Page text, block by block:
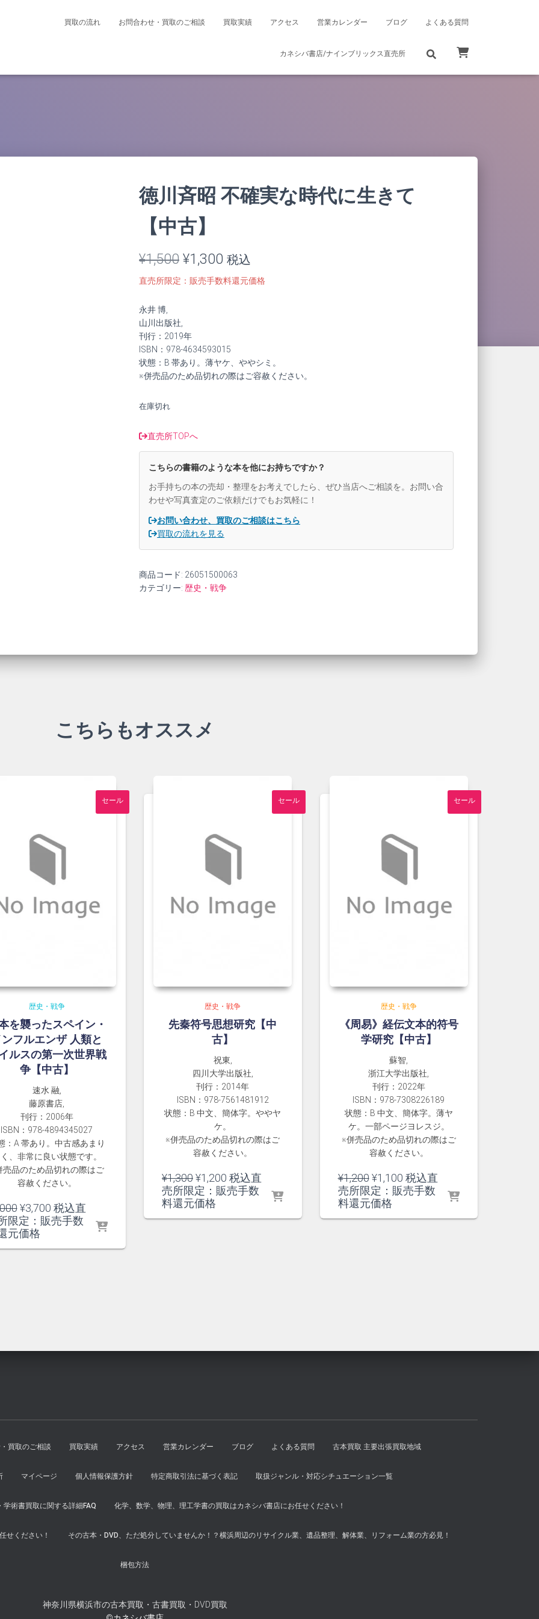
買取の流れ お問合わせ・買取のご相談 買取実績 アクセス 営業カレンダー ブログ よくある質問
カネシバ書店/ナインブリックス直売所
徳川斉昭 不確実な時代に生きて
【中古】
¥1,500 元
の
は
¥1,500
た。
¥1,300 現
在
格
は
税込
直売所限定：販売手数料還元価格
永井 博,
山川出版社,
刊行：2019年
ISBN：978-4634593015
状態：B 帯あり。薄ヤケ、ややシミ。
※併売品のため品切れの際はご容赦ください。
在庫切れ
直売所TOPへ
こちらの書籍のような本を他にお持ちですか？
お手持ちの本の売却・整理をお考えでしたら、ぜひ当店へご相談を。お問い合
わせや写真査定のご依頼だけでもお気軽に！
お問い合わせ、買取のご相談はこちら
買取の流れを見る
商品コード: 26051500063
カテゴリー: 歴史・戦争
こちらもオススメ
セール
歴史・戦争
を襲ったスペイン・
フルエンザ 人類と
ルスの第一次世界戦
争【中古】
速水 融,
藤原書店,
刊行：2006年
ISBN：978-4894345027
：A 帯あり。中古感あまり
、非常に良い状態です。
売品のため品切れの際はご
容赦ください。
元
の
価
¥3,700現
在
税込直
限定：販売手数
元価格
セール
歴史・戦争
先秦符号思想研究【中
古】
祝東,
四川大学出版社,
刊行：2014年
ISBN：978-7561481912
状態：B 中文、簡体字。ややヤ
ケ。
※併売品のため品切れの際はご
容赦ください。
¥1,300元
の
価
¥1,200 現
在
税込直
売所限定：販売手数
料還元価格
セール
歴史・戦争
《周易》経伝文本的符号
学研究【中古】
蘇智,
浙江大学出版社,
刊行：2022年
ISBN：978-7308226189
状態：B 中文、簡体字。薄ヤ
ケ。一部ページヨレスジ。
※併売品のため品切れの際はご
容赦ください。
¥1,200 元
の
価
¥1,100現
在
税込直
売所限定：販売手数
料還元価格
買取のご相談 買取実績 アクセス 営業カレンダー ブログ よくある質問 古本買取 主要出張買取地域
マイページ 個人情報保護方針 特定商取引法に基づく表記 取扱ジャンル・対応シチュエーション一覧
術書買取に関する詳細FAQ 化学、数学、物理、理工学書の買取はカネシバ書店にお任せください！
せください！ その古本・DVD、ただ処分していませんか！？横浜周辺のリサイクル業、遺品整理、解体業、リフォーム業の方必見！
梱包方法
神奈川県横浜市の古本買取・古書買取・DVD買取